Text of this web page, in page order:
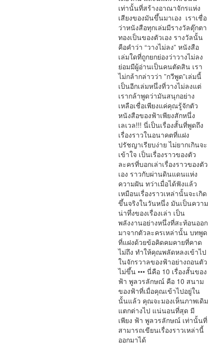
เท่านั้นที่สร้างอาณาจักรแห่ง
เสียงของมันขึ้นมาเอง เราเชื่อ
ว่าหนังสือทุกเล่มมีรางวัลตุ๊กตา
ทองเป็นของตัวเอง รางวัลนั้น
คือคำว่า “วางไม่ลง” หนังสือ
เล่มใดที่ถูกยกย่องว่าวางไม่ลง
ย่อมมีผู้อ่านเป็นคนตัดสิน เรา
ไม่กล้ากล่าวว่า ”กวีพูด”เล่มนี้
เป็นอีกเล่มหนึ่งที่วางไม่ลงแต่
เรากล้าพูดว่ามันสนุกอย่าง
เหลือเชื่อเพียงแค่คุณรู้จักตัว
หนังสือของฟ้าเพียงสักหนึ่ง
เลเวล!!! นี่เป็นเรื่องสั้นที่พูดถึง
เรื่องราวในอนาคตที่แฝง
ปรัชญาเรียบง่าย ไม่ยากเกินจะ
เข้าใจ เป็นเรื่องราวของตัว
ละครที่บอกเล่าเรื่องราวของตัว
เอง ราวกับผ่านดินแดนแห่ง
ความฝัน ทว่าเมื่อได้ฟังแล้ว
เหมือนเรื่องราวเหล่านั้นจะเกิด
ขึ้นจริงในวันหนึ่ง มันเป็นความ
น่าทึ่งของเรื่องเล่า เป็น
พลังงานอย่างหนึ่งที่สะท้อนออก
มาจากตัวละครเหล่านั้น บทพูด
ที่แฝงด้วยข้อคิดคมคายที่คาด
ไม่ถึง ทำให้คุณพลัดหลงเข้าไป
ในจักรวาลของฟ้าอย่างถอนตัว
ไม่ขึ้น ••• นี่คือ 10 เรื่องสั้นของ
ฟ้า พูลวรลักษณ์ คือ 10 สนาม
ของฟ้าที่เมื่อคุณเข้าไปอยู่ใน
นั้นแล้ว คุณจะมองเห็นภาพเดิม
แตกต่างไป แน่นอนที่สุด มี
เพียง ฟ้า พูลวรลักษณ์ เท่านั้นที่
สามารถเขียนเรื่องราวเหล่านี้
ออกมาได้